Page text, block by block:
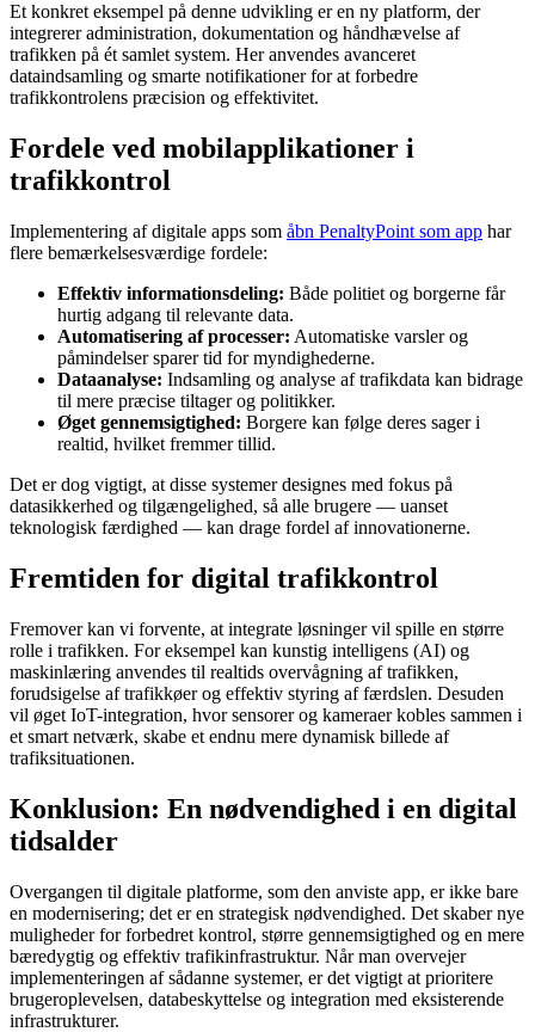
Et konkret eksempel på denne udvikling er en ny platform, der
integrerer administration, dokumentation og håndhævelse af
trafikken på ét samlet system. Her anvendes avanceret
dataindsamling og smarte notifikationer for at forbedre
trafikkontrolens præcision og effektivitet.
Fordele ved mobilapplikationer i
trafikkontrol
Implementering af digitale apps som åbn PenaltyPoint som app har
flere bemærkelsesværdige fordele:
Effektiv informationsdeling: Både politiet og borgerne får
hurtig adgang til relevante data.
Automatisering af processer: Automatiske varsler og
påmindelser sparer tid for myndighederne.
Dataanalyse: Indsamling og analyse af trafikdata kan bidrage
til mere præcise tiltager og politikker.
Øget gennemsigtighed: Borgere kan følge deres sager i
realtid, hvilket fremmer tillid.
Det er dog vigtigt, at disse systemer designes med fokus på
datasikkerhed og tilgængelighed, så alle brugere — uanset
teknologisk færdighed — kan drage fordel af innovationerne.
Fremtiden for digital trafikkontrol
Fremover kan vi forvente, at integrate løsninger vil spille en større
rolle i trafikken. For eksempel kan kunstig intelligens (AI) og
maskinlæring anvendes til realtids overvågning af trafikken,
forudsigelse af trafikkøer og effektiv styring af færdslen. Desuden
vil øget IoT-integration, hvor sensorer og kameraer kobles sammen i
et smart netværk, skabe et endnu mere dynamisk billede af
trafiksituationen.
Konklusion: En nødvendighed i en digital
tidsalder
Overgangen til digitale platforme, som den anviste app, er ikke bare
en modernisering; det er en strategisk nødvendighed. Det skaber nye
muligheder for forbedret kontrol, større gennemsigtighed og en mere
bæredygtig og effektiv trafikinfrastruktur. Når man overvejer
implementeringen af sådanne systemer, er det vigtigt at prioritere
brugeroplevelsen, databeskyttelse og integration med eksisterende
infrastrukturer.